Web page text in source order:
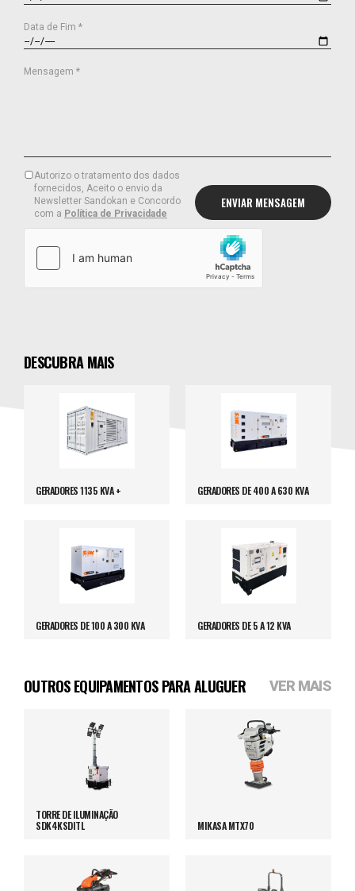
Data de Fim *
Mensagem *
Autorizo o tratamento dos dados
fornecidos, Aceito o envio da
Newsletter Sandokan e Concordo
com a Política de Privacidade
DESCUBRA MAIS
GERADORES 1135 KVA + GERADORES DE 400 A 630 KVA
GERADORES DE 100 A 300 KVA GERADORES DE 5 A 12 KVA
OUTROS EQUIPAMENTOS PARA ALUGUER VER MAIS
TORRE DE ILUMINAÇÃO
SDK4KSDITL
MIKASA MTX70